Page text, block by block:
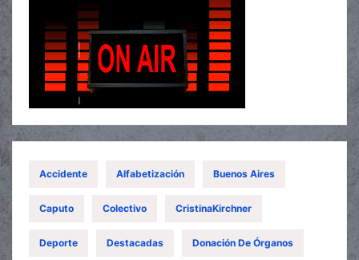
Accidente Alfabetización Buenos Aires
Caputo Colectivo CristinaKirchner
Deporte Destacadas Donación De Órganos